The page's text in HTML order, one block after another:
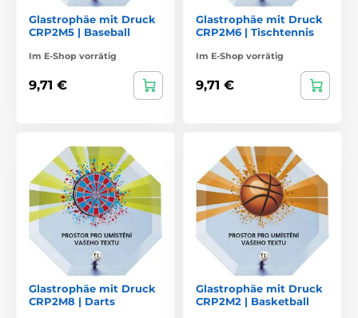
Glastrophäe mit Druck
CRP2M5 | Baseball
Im E-Shop vorrätig
9,71 €
Glastrophäe mit Druck
CRP2M6 | Tischtennis
Im E-Shop vorrätig
9,71 €
Glastrophäe mit Druck
CRP2M8 | Darts
Glastrophäe mit Druck
CRP2M2 | Basketball